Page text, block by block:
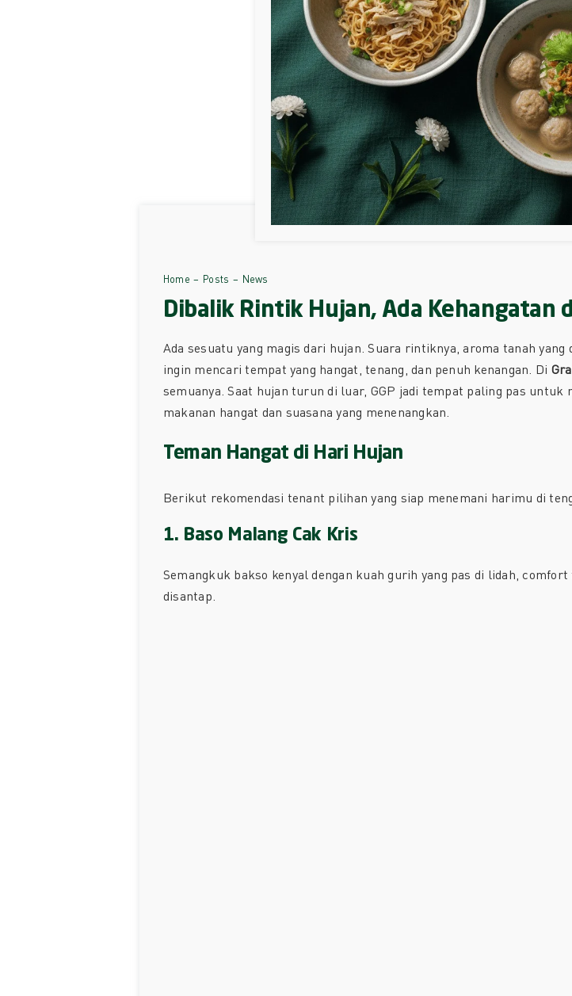
Home Posts News
Dibalik Rintik Hujan, Ada Kehangatan
Ada sesuatu yang magis dari hujan. Suara rintiknya, aroma tanah
ingin mencari tempat yang hangat, tenang, dan penuh kenangan. Di
semuanya. Saat hujan turun di luar, GGP jadi tempat paling pas
makanan hangat dan suasana yang menenangkan.
Teman Hangat di Hari Hujan
Berikut rekomendasi tenant pilihan yang siap menemani harimu di
1. Baso Malang Cak Kris
Semangkuk bakso kenyal dengan kuah gurih yang pas di lidah,
disantap.